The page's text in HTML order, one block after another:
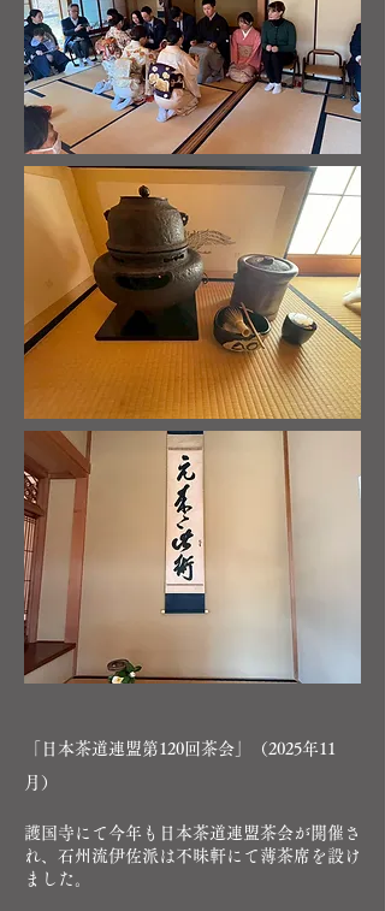
​「日本茶道連盟第120回茶会 」（2025年11
月）
護国寺にて今年も日本茶道連盟茶会が開催さ
れ、石州流伊佐派は不昧軒にて薄茶席を設け
ました。